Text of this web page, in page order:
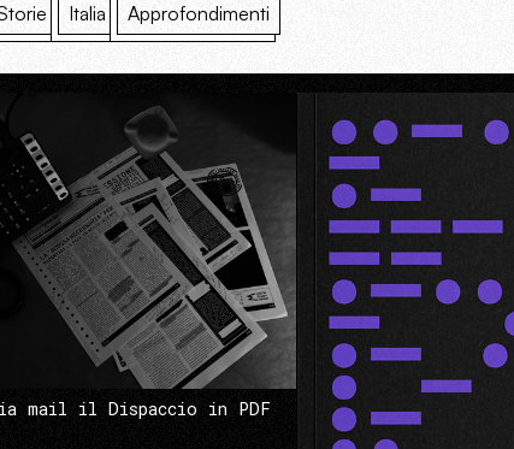
Italia Approfondimenti
mail il Dispaccio in PDF